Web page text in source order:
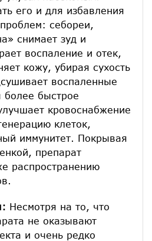
его и для избавления
себореи,
снимает зуд и
воспаление и отек,
кожу, убирая сухость
воспаленные
более быстрое
кровоснабжение
клеток,
иммунитет. Покрывая
препарат
распространению
Несмотря на то, что
не оказывают
и очень редко